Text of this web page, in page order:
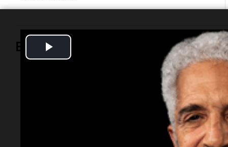
Espectáculos